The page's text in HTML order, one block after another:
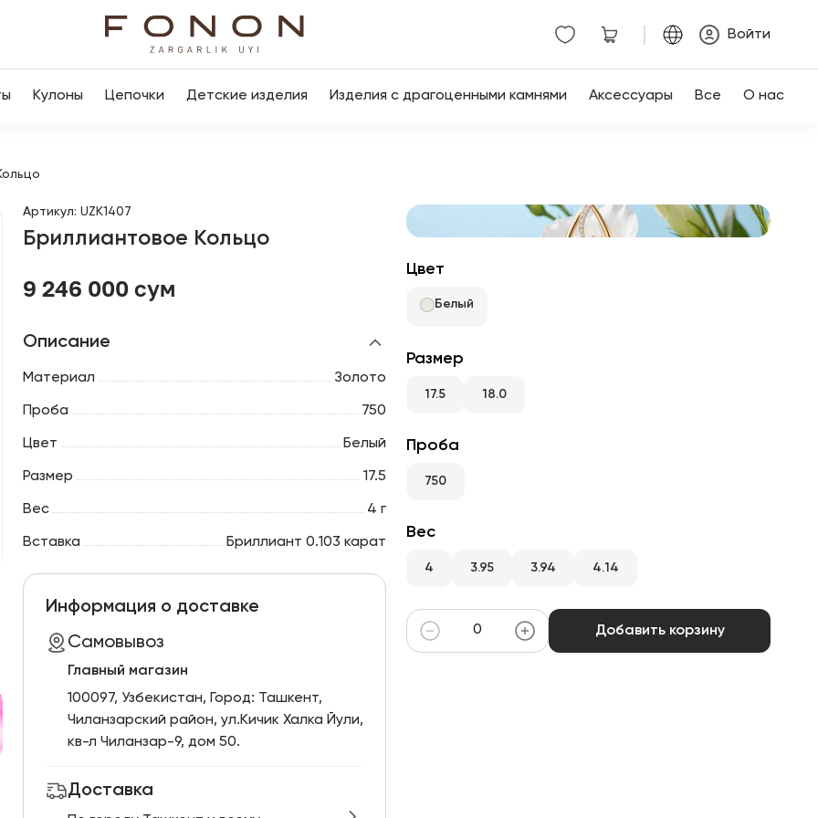
Войти
Кулоны Цепочки Детские изделия Изделия с драгоценными камнями Аксессуары Все О нас
Артикул: UZK1407
Бриллиантовое Кольцо
9 246 000 сум
Описание
Материал Золото
Проба 750
Цвет Белый
Размер 17.5
Вес 4 г
Вставка Бриллиант 0.103 карат
Информация о доставке
Самовывоз
Главный магазин
100097, Узбекистан, Город: Ташкент,
Чиланзарский pайон, ул.Кичик Халка Йули,
кв-л Чиланзар-9, дом 50.
Доставка
Цвет
Белый
Размер
17.5 18.0
Проба
750
Вес
4 3.95 3.94 4.14
Добавить корзину